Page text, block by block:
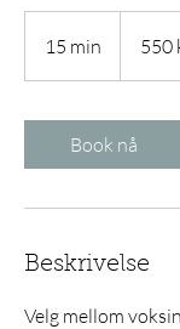
15 min
5
i
n
kroner550
Book nå
Beskrivelse
Velg mellom